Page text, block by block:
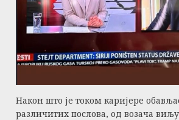
Након што је током каријере
различитих послова, од возача